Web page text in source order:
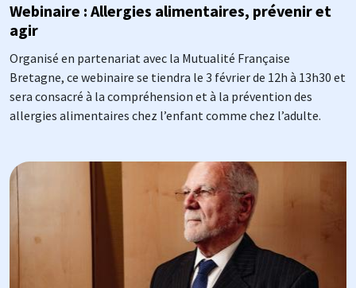
Webinaire : Allergies alimentaires, prévenir et
agir
Organisé en partenariat avec la Mutualité Française
Bretagne, ce webinaire se tiendra le 3 février de 12h à 13h30 et
sera consacré à la compréhension et à la prévention des
allergies alimentaires chez l’enfant comme chez l’adulte.
Image